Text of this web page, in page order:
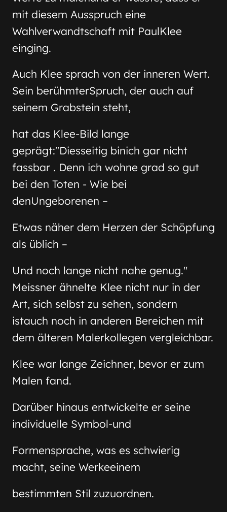
mit diesem Ausspruch eine
Wahlverwandtschaft mit PaulKlee
einging.
Auch Klee sprach von der inneren Wert.
Sein berühmterSpruch, der auch auf
seinem Grabstein steht,
hat das Klee-Bild lange
geprägt:"Diesseitig binich gar nicht
fassbar . Denn ich wohne grad so gut
bei den Toten - Wie bei
denUngeborenen –
Etwas näher dem Herzen der Schöpfung
als üblich –
Und noch lange nicht nahe genug."
Meissner ähnelte Klee nicht nur in der
Art, sich selbst zu sehen, sondern
istauch noch in anderen Bereichen mit
dem älteren Malerkollegen vergleichbar.
Klee war lange Zeichner, bevor er zum
Malen fand.
Darüber hinaus entwickelte er seine
individuelle Symbol-und
Formensprache, was es schwierig
macht, seine Werkeeinem
bestimmten Stil zuzuordnen.